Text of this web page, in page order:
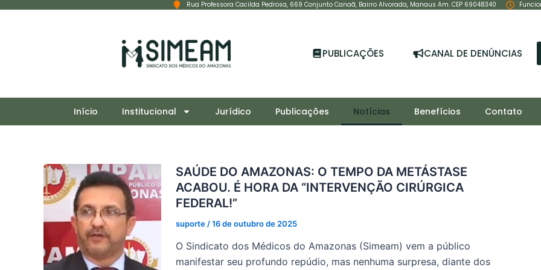
Ir
Rua Professora Cacilda Pedrosa, 669 Conjunto Canaã, Bairro Alvorada, Manaus Am. CEP 69048340
PUBLICAÇÕES CANAL DE DENÚNCIAS
Início Institucional Jurídico Publicações Notícias Benefícios Contato
SAÚDE DO AMAZONAS: O TEMPO DA METÁSTASE
ACABOU. É HORA DA “INTERVENÇÃO CIRÚRGICA
FEDERAL!”
suporte /16 de outubro de 2025
O Sindicato dos Médicos do Amazonas (Simeam) vem a público
manifestar seu profundo repúdio, mas nenhuma surpresa, diante dos